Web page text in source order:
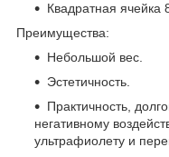
Квадратная ячейка
Преимущества:
Небольшой вес.
Эстетичность.
Практичность,
негативному
ультрафиолету и